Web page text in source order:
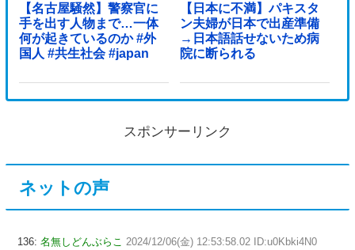
【名古屋騒然】警察官に
手を出す人物まで…一体
何が起きているのか #外
国人 #共生社会 #japan
【日本に不満】パキスタ
ン夫婦が日本で出産準備
→日本語話せないため病
院に断られる
スポンサーリンク
ネットの声
136: 名無しどんぶらこ 2024/12/06(金) 12:53:58.02 ID:u0Kbki4N0